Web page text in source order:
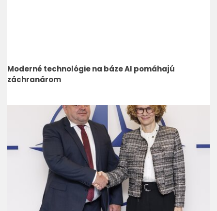
Moderné technológie na báze AI pomáhajú
záchranárom